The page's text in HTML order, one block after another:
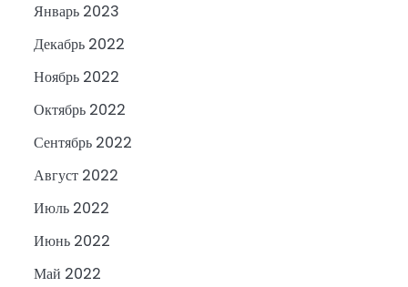
Январь 2023
Декабрь 2022
Ноябрь 2022
Октябрь 2022
Сентябрь 2022
Август 2022
Июль 2022
Июнь 2022
Май 2022